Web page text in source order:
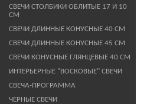
СВЕЧИ СТОЛБИКИ ОБЛИТЫЕ 17 И 10
СМ
СВЕЧИ ДЛИННЫЕ КОНУСНЫЕ 40 СМ
СВЕЧИ ДЛИННЫЕ КОНУСНЫЕ 45 СМ
СВЕЧИ КОНУСНЫЕ ГЛЯНЦЕВЫЕ 40 СМ
ИНТЕРЬЕРНЫЕ "ВОСКОВЫЕ" СВЕЧИ
СВЕЧА-ПРОГРАММА
ЧЕРНЫЕ СВЕЧИ